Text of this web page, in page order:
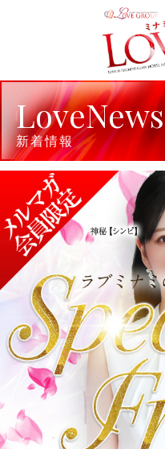
LoveNews
新着情報